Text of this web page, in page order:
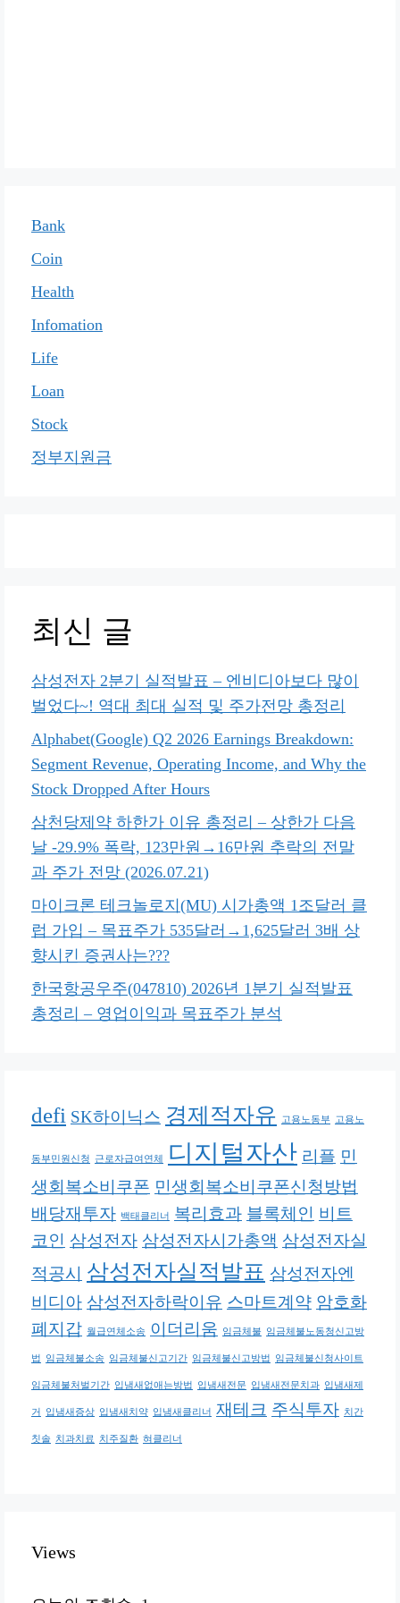
Bank
Coin
Health
Infomation
Life
Loan
Stock
정부지원금
최신 글
삼성전자 2분기 실적발표 – 엔비디아보다 많이
벌었다~! 역대 최대 실적 및 주가전망 총정리
Alphabet(Google) Q2 2026 Earnings Breakdown:
Segment Revenue, Operating Income, and Why the
Stock Dropped After Hours
삼천당제약 하한가 이유 총정리 – 상한가 다음
날 -29.9% 폭락, 123만원→16만원 추락의 전말
과 주가 전망 (2026.07.21)
마이크론 테크놀로지(MU) 시가총액 1조달러 클
럽 가입 – 목표주가 535달러→1,625달러 3배 상
향시킨 증권사는???
한국항공우주(047810) 2026년 1분기 실적발표
총정리 – 영업이익과 목표주가 분석
defi SK하이닉스 경제적자유 고용노동부 고용노
동부민원신청 근로자급여연체 디지털자산 리플 민
생회복소비쿠폰 민생회복소비쿠폰신청방법
배당재투자 백태클리너 복리효과 블록체인 비트
코인 삼성전자 삼성전자시가총액 삼성전자실
적공시
삼성전자실적발표 삼성전자엔
비디아 삼성전자하락이유 스마트계약 암호화
폐지갑 월급연체소송 이더리움 임금체불 임금체불노동청신고방
법 임금체불소송 임금체불신고기간 임금체불신고방법 임금체불신청사이트
임금체불처벌기간 입냄새없애는방법 입냄새전문 입냄새전문치과 입냄새제
거 입냄새증상 입냄새치약 입냄새클리너 재테크 주식투자 치간
칫솔 치과치료 치주질환 혀클리너
Views